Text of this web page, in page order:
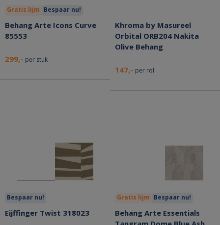
Gratis lijm Bespaar nu!
Behang Arte Icons Curve
85553
299,- per stuk
Khroma by Masureel
Orbital ORB204 Nakita
Olive Behang
147,- per rol
Bespaar nu!
Eijffinger Twist 318023
Gratis lijm Bespaar nu!
Behang Arte Essentials